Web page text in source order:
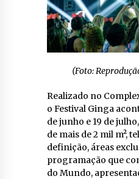
(Foto:
Realizado no
o Festival Ginga
de junho e 19 de
de mais de 2 mil m²,
definição, áreas
programação que
do Mundo,